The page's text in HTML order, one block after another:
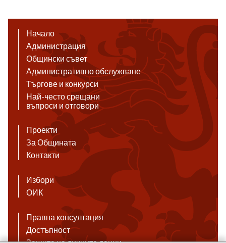
Начало
Администрация
Общински съвет
Административно обслужване
Търгове и конкурси
Най-често срещани
въпроси и отговори
Проекти
За Общината
Контакти
Избори
ОИК
Правна консултация
Достъпност